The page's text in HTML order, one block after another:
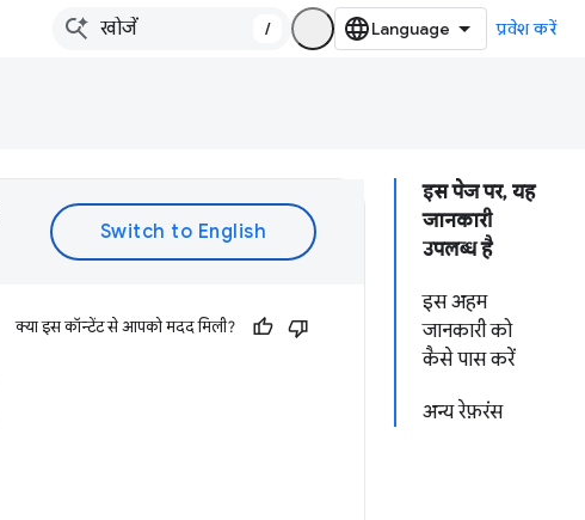
/ प्रवेश करें
इस पेज पर, यह
जानकारी
उपलब्ध है
इस अहम
जानकारी को
कैसे पास करें
अन्य रेफ़रंस
क्या इस कॉन्टेंट से आपको मदद मिली?